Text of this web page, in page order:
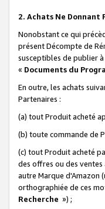
2. Achats Ne Donnant
Nonobstant ce qui
présent Décompte de
susceptibles de publier
« Documents du
En outre, les achats
Partenaires :
(a) tout Produit acheté
(b) toute commande de
(c) tout Produit acheté
des offres ou des
autre Marque d'Amazon
orthographiée de ces
Recherche ») ;